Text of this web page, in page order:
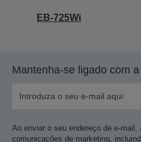
EB-725Wi
Mantenha-se ligado com
Ao enviar o seu endereço de e-mail,
comunicações de marketing,